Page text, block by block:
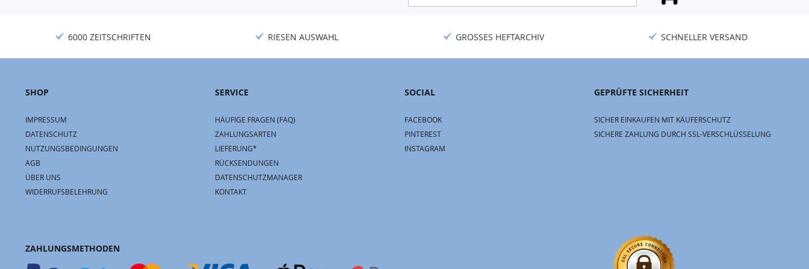
Newsletter:
6000 ZEITSCHRIFTEN RIESEN AUSWAHL GROSSES HEFTARCHIV SCHNELLER VERSAND
SHOP
IMPRESSUM
DATENSCHUTZ
NUTZUNGSBEDINGUNGEN
AGB
ÜBER UNS
WIDERRUFSBELEHRUNG
SERVICE
HÄUFIGE FRAGEN (FAQ)
ZAHLUNGSARTEN
LIEFERUNG*
RÜCKSENDUNGEN
DATENSCHUTZMANAGER
KONTAKT
SOCIAL
FACEBOOK
PINTEREST
INSTAGRAM
GEPRÜFTE SICHERHEIT
SICHER EINKAUFEN MIT KÄUFERSCHUTZ
SICHERE ZAHLUNG DURCH SSL-VERSCHLÜSSELUNG
ZAHLUNGSMETHODEN